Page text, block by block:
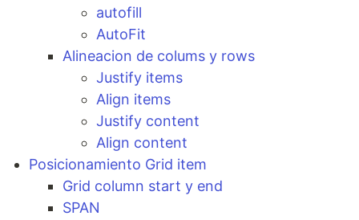
autofill
AutoFit
Alineacion de colums y rows
Justify items
Align items
Justify content
Align content
Posicionamiento Grid item
Grid column start y end
SPAN